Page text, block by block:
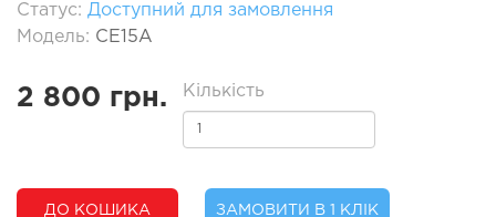
Статус: Доступний для замовлення
Модель: CE15A
2 800 грн. Кількість
ДО КОШИКА ЗАМОВИТИ В 1 КЛІК